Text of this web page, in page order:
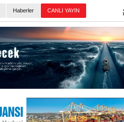
Haberler CANLI YAYIN